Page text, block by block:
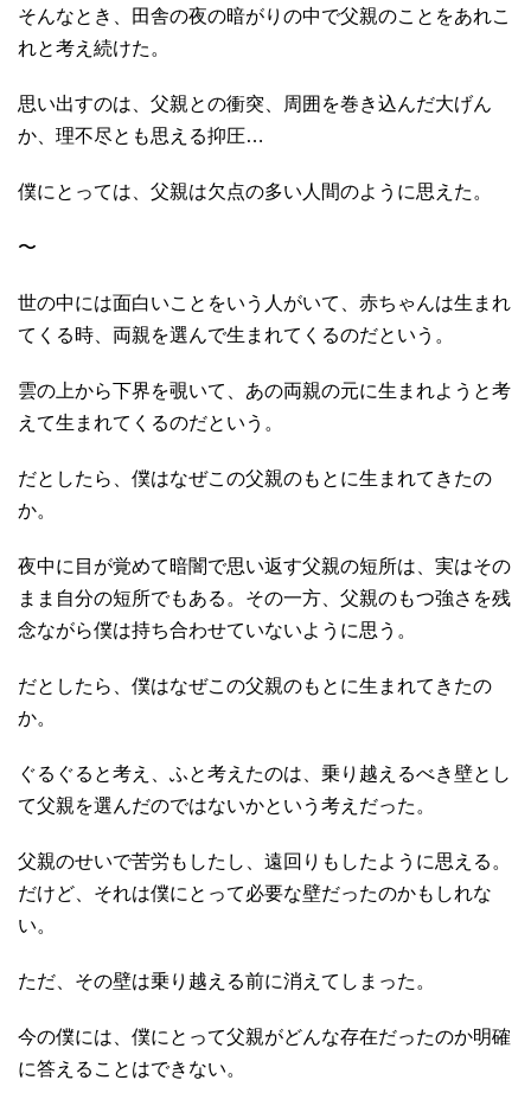
そんなとき、田舎の夜の暗がりの中で父親のことをあれこ
れと考え続けた。
思い出すのは、父親との衝突、周囲を巻き込んだ大げん
か、理不尽とも思える抑圧…
僕にとっては、父親は欠点の多い人間のように思えた。
〜
世の中には面白いことをいう人がいて、赤ちゃんは生まれ
てくる時、両親を選んで生まれてくるのだという。
雲の上から下界を覗いて、あの両親の元に生まれようと考
えて生まれてくるのだという。
だとしたら、僕はなぜこの父親のもとに生まれてきたの
か。
夜中に目が覚めて暗闇で思い返す父親の短所は、実はその
まま自分の短所でもある。その一方、父親のもつ強さを残
念ながら僕は持ち合わせていないように思う。
だとしたら、僕はなぜこの父親のもとに生まれてきたの
か。
ぐるぐると考え、ふと考えたのは、乗り越えるべき壁とし
て父親を選んだのではないかという考えだった。
父親のせいで苦労もしたし、遠回りもしたように思える。
だけど、それは僕にとって必要な壁だったのかもしれな
い。
ただ、その壁は乗り越える前に消えてしまった。
今の僕には、僕にとって父親がどんな存在だったのか明確
に答えることはできない。